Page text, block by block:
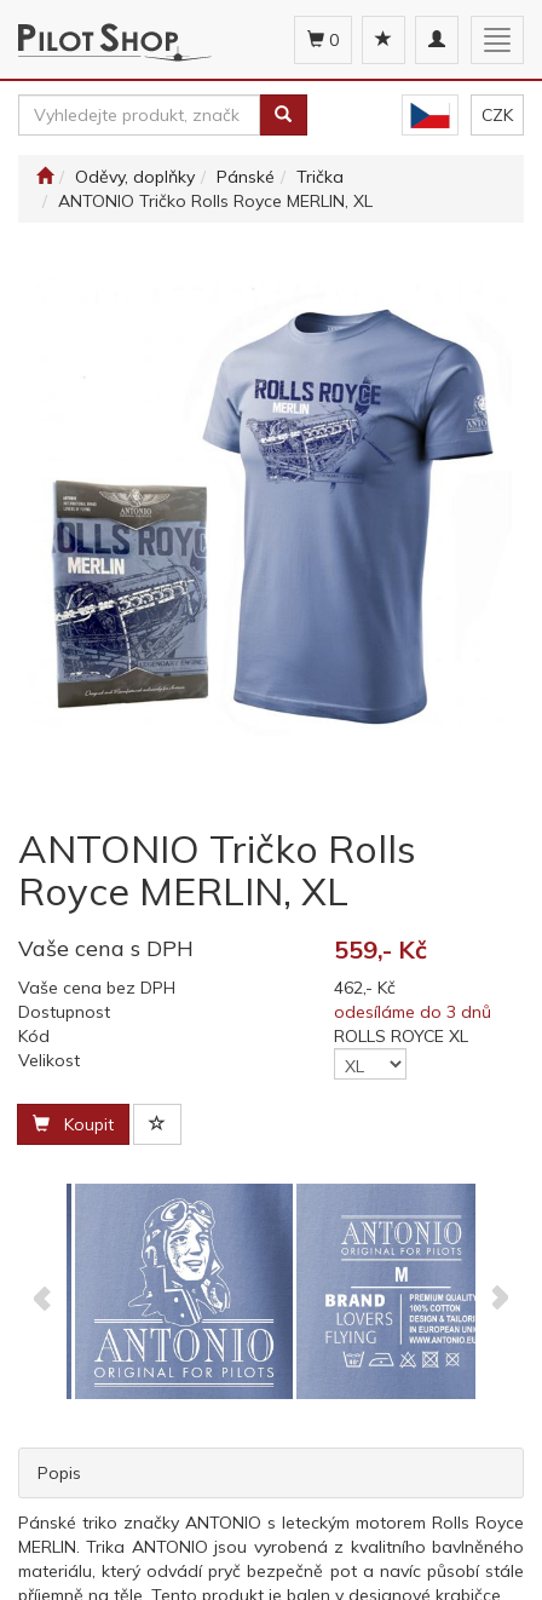
Toggle
navigation
0
CZK
Oděvy, doplňky Pánské
Trička
ANTONIO Tričko Rolls Royce MERLIN, XL
ANTONIO Tričko Rolls
Royce MERLIN, XL
Vaše cena s DPH 559,- Kč
Vaše cena bez DPH
462,- Kč
Dostupnost
odesíláme do 3 dnů
Kód
ROLLS ROYCE XL
Velikost
Koupit
Popis
Pánské triko značky ANTONIO s leteckým motorem Rolls Royce
MERLIN. Trika ANTONIO jsou vyrobená z kvalitního bavlněného
materiálu, který odvádí pryč bezpečně pot a navíc působí stále
příjemně na těle. Tento produkt je balen v designové krabičce.